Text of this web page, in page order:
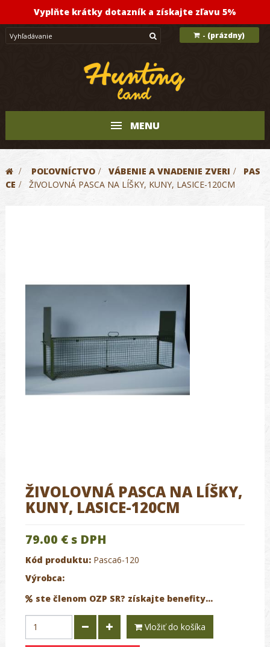
Vyplňte krátky dotazník a získajte zľavu 5%
- (prázdny)
MENU
> POĽOVNÍCTVO > VÁBENIE A VNADENIE ZVERI >
PAS
CE > ŽIVOLOVNÁ PASCA NA LÍŠKY, KUNY, LASICE-120CM
ŽIVOLOVNÁ PASCA NA LÍŠKY,
KUNY, LASICE-120CM
79.00 € s DPH
Kód produktu: Pasca6-120
Výrobca:
ste členom OZP SR? získajte benefity...
Vložiť do košíka